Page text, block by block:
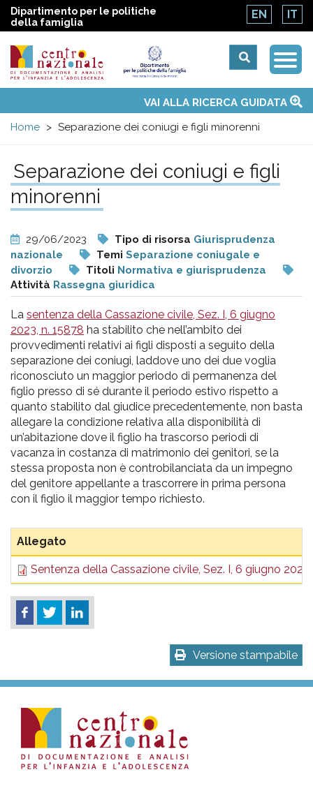
Dipartimento per le politiche
della famiglia
EN IT
Centro
nazionale
di
Documentazione
e
analisi
pr
l'infanzia
e
l'adolescenza
menu
Temi
Attività
Convenzione ONUVAI ALLA RICERCA GUIDATA
Home
Separazione dei coniugi e figli minorenni
Separazione dei coniugi e figli
minorenni
29/06/2023 Tipo di risorsa Giurisprudenza
nazionale
Temi Separazione coniugale e
divorzio
Titoli Normativa e giurisprudenza
Attività Rassegna giuridica
La sentenza della Cassazione civile, Sez. I, 6 giugno
2023, n. 15878 ha stabilito che nell’ambito dei
provvedimenti relativi ai figli disposti a seguito della
separazione dei coniugi, laddove uno dei due voglia
riconosciuto un maggior periodo di permanenza del
figlio presso di sé durante il periodo estivo rispetto a
quanto stabilito dal giudice precedentemente, non basta
allegare la condizione relativa alla disponibilità di
un’abitazione dove il figlio ha trascorso periodi di
vacanza in costanza di matrimonio dei genitori, se la
stessa proposta non è controbilanciata da un impegno
del genitore appellante a trascorrere in prima persona
con il figlio il maggior tempo richiesto.
Allegato
Sentenza della Cassazione civile, Sez. I, 6 giugno
Versione stampabile